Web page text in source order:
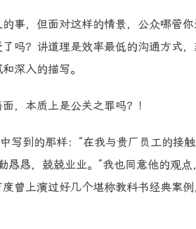
事，但面对这样的情景，公众哪管
吗？讲道理是效率最低的沟通方式
深入的描写。
，本质上是公关之罪吗？！
写到的那样：“在我与贵厂员工的接
恳恳，兢兢业业。”我也同意他的观
曾上演过好几个堪称教科书经典案